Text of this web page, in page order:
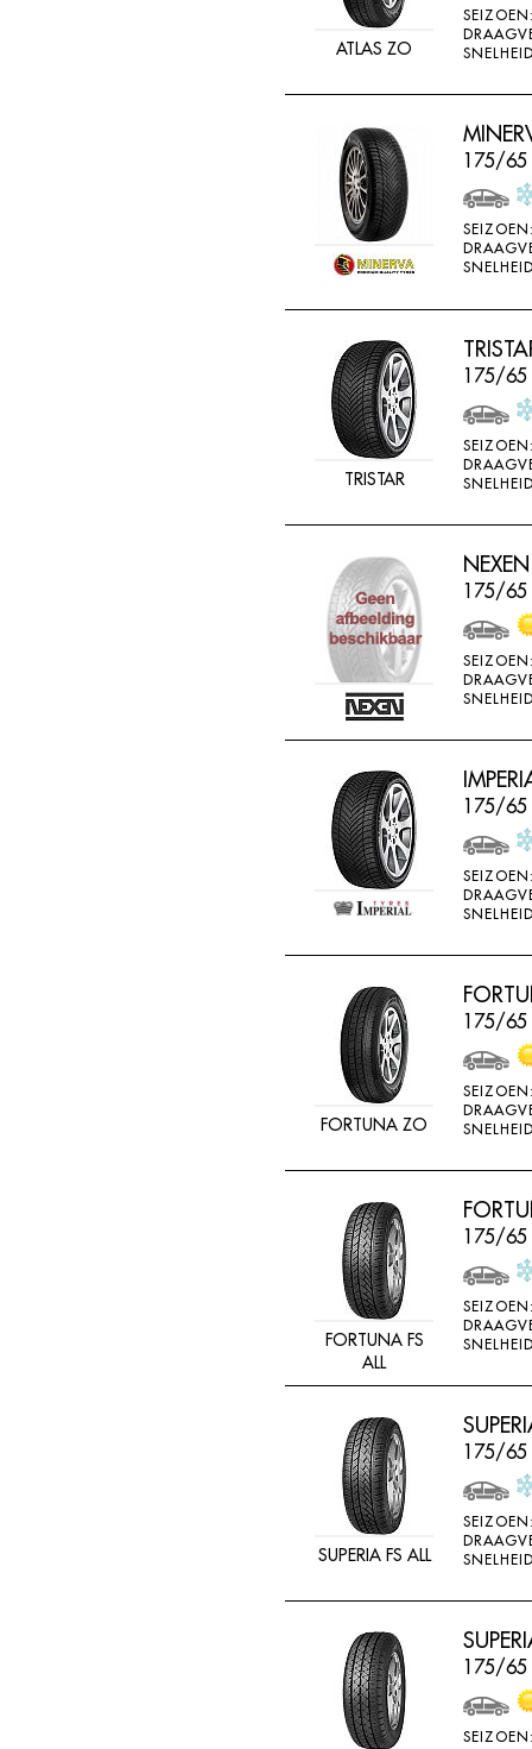
ATLAS ZO
175/65
TRISTAR
175/65
175/65
175/65
FORTUNA ZO
175/65
FORTUNA FS
ALL
175/65
SUPERIA FS ALL
175/65
175/65